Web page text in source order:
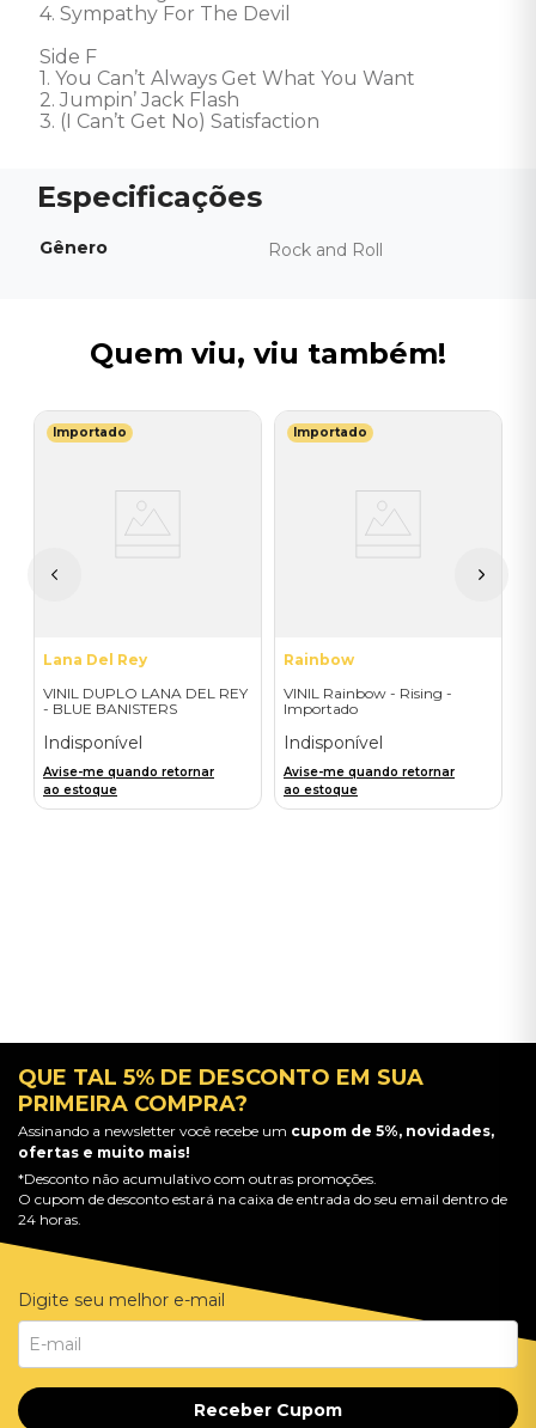
4. Sympathy For The Devil
Side F
1. You Can’t Always Get What You Want
2. Jumpin’ Jack Flash
3. (I Can’t Get No) Satisfaction
Gênero Rock and Roll
Quem viu, viu também!
Importado
Lana Del Rey
VINIL DUPLO LANA DEL REY
- BLUE BANISTERS
- IMPORTADO
Indisponível
Avise-me quando retornar
ao estoque
Importado
Rainbow
VINIL Rainbow - Rising -
Importado
Indisponível
Avise-me quando retornar
ao estoque
QUE TAL 5% DE DESCONTO EM SUA
PRIMEIRA COMPRA?
Assinando a newsletter você recebe um cupom de 5%, novidades,
ofertas e muito mais!
*Desconto não acumulativo com outras promoções.
O cupom de desconto estará na caixa de entrada do seu email dentro de
24 horas.
Digite seu melhor e-mail
Receber Cupom